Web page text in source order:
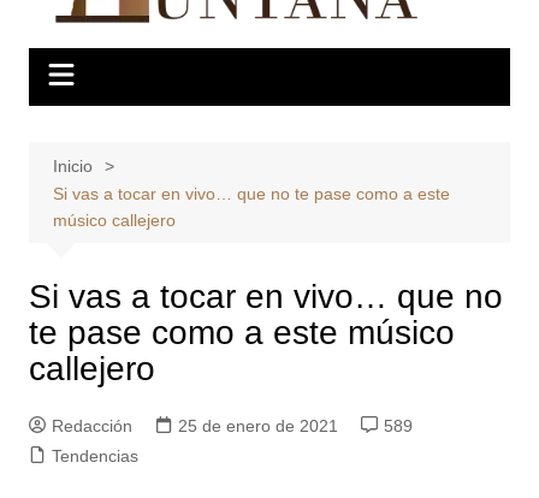
Inicio
Si vas a tocar en vivo… que no te pase como a este
músico callejero
Si vas a tocar en vivo… que no
te pase como a este músico
callejero
Redacción 25 de enero de 2021
589
Tendencias